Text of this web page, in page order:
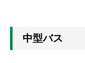
中型バス